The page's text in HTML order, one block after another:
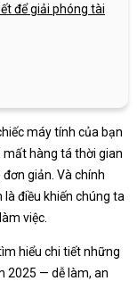
để giải phóng tài
máy tính của bạn
mất hàng tá thời gian
giản. Và chính
điều khiến chúng ta
việc.
hiểu chi tiết những
2025 — dễ làm, an